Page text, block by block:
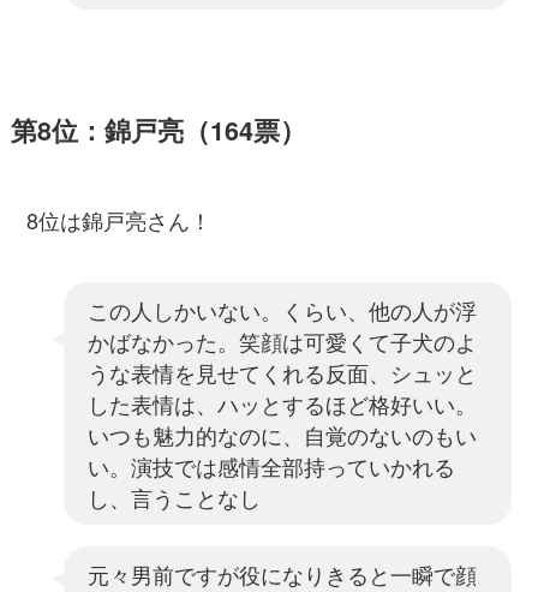
第8位：錦戸亮（164票）
8位は錦戸亮さん！
この人しかいない。くらい、他の人が浮
かばなかった。笑顔は可愛くて子犬のよ
うな表情を見せてくれる反面、シュッと
した表情は、ハッとするほど格好いい。
いつも魅力的なのに、自覚のないのもい
い。演技では感情全部持っていかれる
し、言うことなし
元々男前ですが役になりきると一瞬で顔